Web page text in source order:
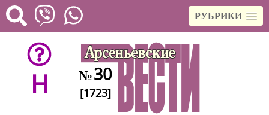
РУБРИКИ
H №30
[1723]